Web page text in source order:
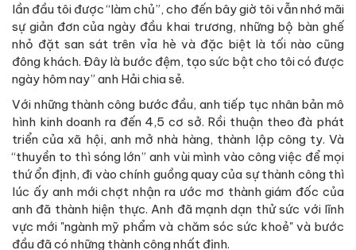
lần đầu tôi được “làm chủ”, cho đến bây giờ tôi vẫn nhớ mãi
sự giản đơn của ngày đầu khai trương, những bộ bàn ghế
nhỏ đặt san sát trên vỉa hè và đặc biệt là tối nào cũng
đông khách. Đây là bước đệm, tạo sức bật cho tôi có được
ngày hôm nay” anh Hải chia sẻ.
Với những thành công bước đầu, anh tiếp tục nhân bản mô
hình kinh doanh ra đến 4,5 cơ sở. Rồi thuận theo đà phát
triển của xã hội, anh mở nhà hàng, thành lập công ty. Và
“thuyền to thì sóng lớn” anh vùi mình vào công việc để mọi
thứ ổn định, đi vào chính guồng quay của sự thành công thì
lúc ấy anh mới chợt nhận ra ước mơ thành giám đốc của
anh đã thành hiện thực. Anh đã mạnh dạn thử sức với lĩnh
vực mới "ngành mỹ phẩm và chăm sóc sức khoẻ" và bước
đầu đã có những thành công nhất định.